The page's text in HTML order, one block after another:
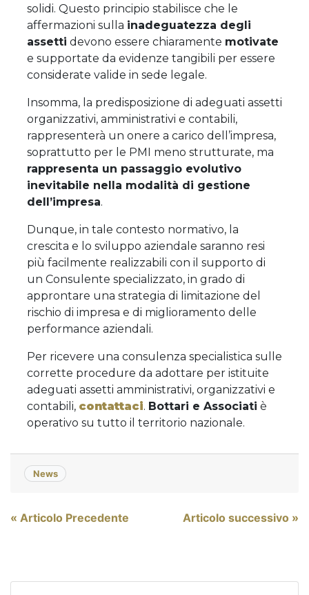
solidi. Questo principio stabilisce che le
affermazioni sulla inadeguatezza degli
assetti devono essere chiaramente motivate
e supportate da evidenze tangibili per essere
considerate valide in sede legale.
Insomma, la predisposizione di adeguati assetti
organizzativi, amministrativi e contabili,
rappresenterà un onere a carico dell’impresa,
soprattutto per le PMI meno strutturate, ma
rappresenta un passaggio evolutivo
inevitabile nella modalità di gestione
dell’impresa.
Dunque, in tale contesto normativo, la
crescita e lo sviluppo aziendale saranno resi
più facilmente realizzabili con il supporto di
un Consulente specializzato, in grado di
approntare una strategia di limitazione del
rischio di impresa e di miglioramento delle
performance aziendali.
Per ricevere una consulenza specialistica sulle
corrette procedure da adottare per istituite
adeguati assetti amministrativi, organizzativi e
contabili, contattaci. Bottari e Associati è
operativo su tutto il territorio nazionale.
News
Navigazione
« Articolo Precedente Articolo successivo »